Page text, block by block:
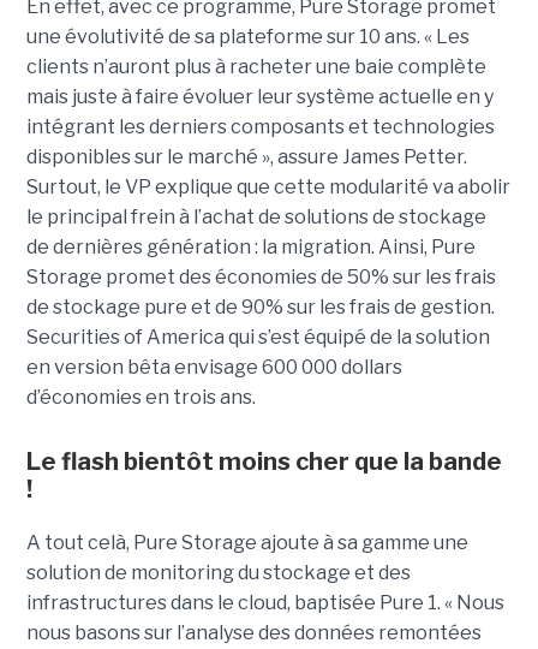
En effet, avec ce programme, Pure Storage promet
une évolutivité de sa plateforme sur 10 ans. « Les
clients n’auront plus à racheter une baie complète
mais juste à faire évoluer leur système actuelle en y
intégrant les derniers composants et technologies
disponibles sur le marché », assure James Petter.
Surtout, le VP explique que cette modularité va abolir
le principal frein à l’achat de solutions de stockage
de dernières génération : la migration. Ainsi, Pure
Storage promet des économies de 50% sur les frais
de stockage pure et de 90% sur les frais de gestion.
Securities of America qui s’est équipé de la solution
en version bêta envisage 600 000 dollars
d’économies en trois ans.
Le flash bientôt moins cher que la bande
!
A tout celà, Pure Storage ajoute à sa gamme une
solution de monitoring du stockage et des
infrastructures dans le cloud, baptisée Pure 1. « Nous
nous basons sur l’analyse des données remontées